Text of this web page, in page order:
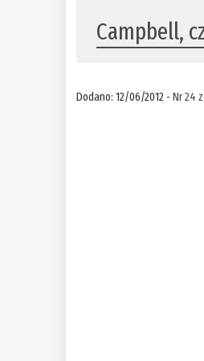
Campbell,
Dodano: 12/06/2012 -Nr 24